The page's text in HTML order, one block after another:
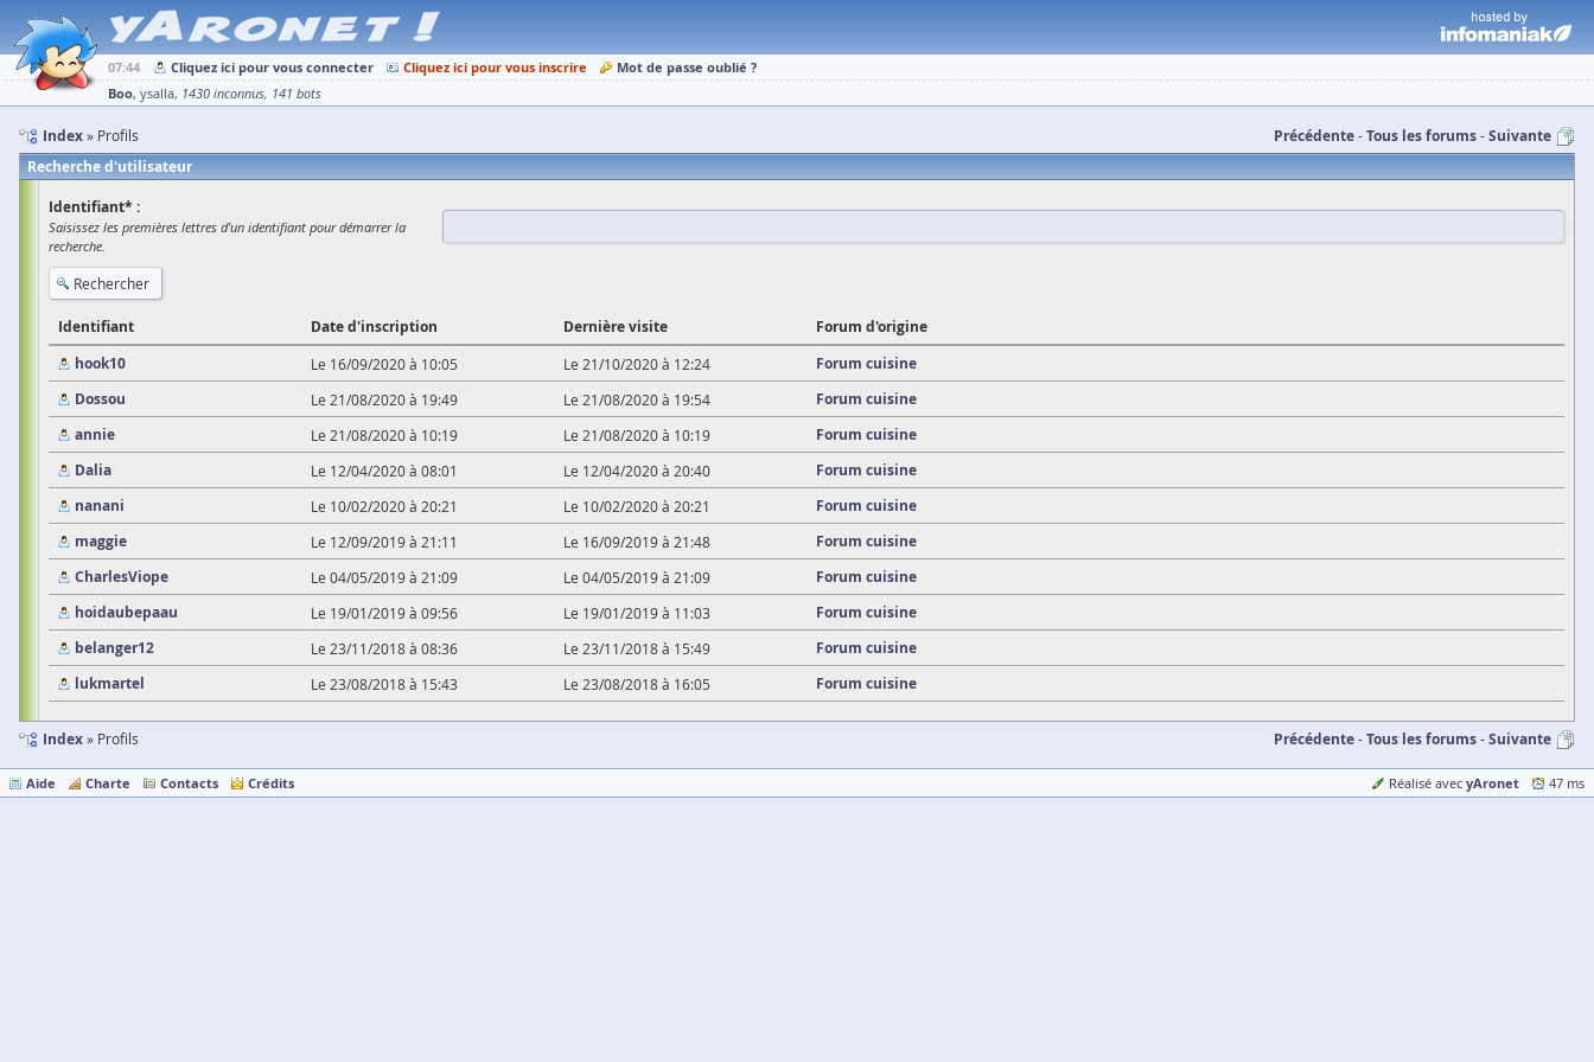
07:44 Cliquez ici pour vous connecter Cliquez ici pour vous inscrire
Mot de passe oublié ?
Boo ysalla 1430 inconnus 141 bots
Index Profils Précédente Tous les forums Suivante
Recherche d'utilisateur
Identifiant* :
Saisissez les premières lettres d'un identifiant pour démarrer la
recherche.
Identifiant Date d'inscription Dernière visite
Forum d'origine
hook10
Le 16/09/2020 à 10:05 Le 21/10/2020 à 12:24
Forum cuisine
Dossou
Le 21/08/2020 à 19:49 Le 21/08/2020 à 19:54
Forum cuisine
annie
Le 21/08/2020 à 10:19 Le 21/08/2020 à 10:19
Forum cuisine
Dalia
Le 12/04/2020 à 08:01 Le 12/04/2020 à 20:40
Forum cuisine
nanani
Le 10/02/2020 à 20:21 Le 10/02/2020 à 20:21
Forum cuisine
maggie
Le 12/09/2019 à 21:11 Le 16/09/2019 à 21:48
Forum cuisine
CharlesViope
Le 04/05/2019 à 21:09 Le 04/05/2019 à 21:09
Forum cuisine
hoidaubepaau
Le 19/01/2019 à 09:56 Le 19/01/2019 à 11:03
Forum cuisine
belanger12
Le 23/11/2018 à 08:36 Le 23/11/2018 à 15:49
Forum cuisine
lukmartel
Le 23/08/2018 à 15:43 Le 23/08/2018 à 16:05 Forum cuisine
Index Profils Précédente Tous les forums Suivante
Aide Charte Contacts Crédits Réalisé avec yAronet 47 ms